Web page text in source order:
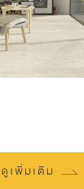
ดูเพิ่มเติม